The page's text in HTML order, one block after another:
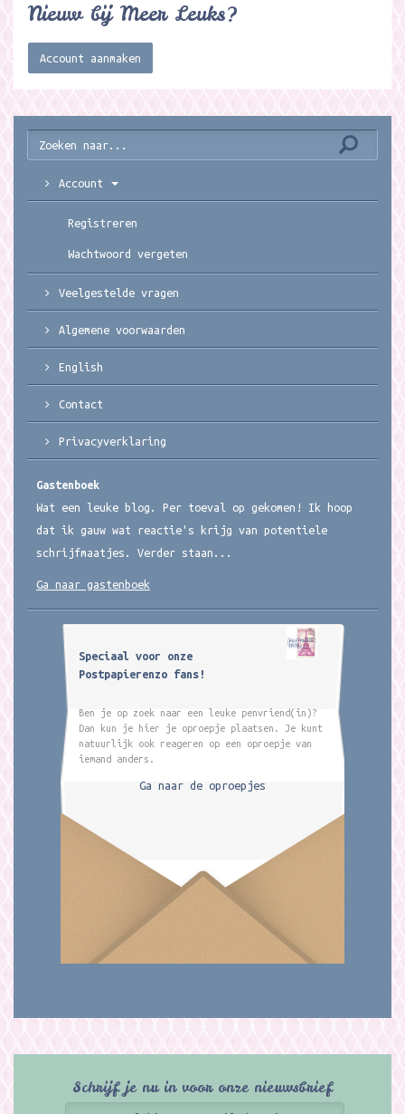
Nieuw bij Meer Leuks?
Account aanmaken
Account
Registreren
Wachtwoord vergeten
Veelgestelde vragen
Algemene voorwaarden
English
Contact
Privacyverklaring
Gastenboek
Wat een leuke blog. Per toeval op gekomen! Ik hoop
dat ik gauw wat reactie's krijg van potentiele
schrijfmaatjes. Verder staan...
Ga naar gastenboek
Speciaal voor onze
Postpapierenzo fans!
Ben je op zoek naar een leuke penvriend(in)?
Dan kun je hier je oproepje plaatsen. Je kunt
natuurlijk ook reageren op een oproepje van
iemand anders.
Ga naar de oproepjes
Schrijf je nu in voor onze nieuwsbrief